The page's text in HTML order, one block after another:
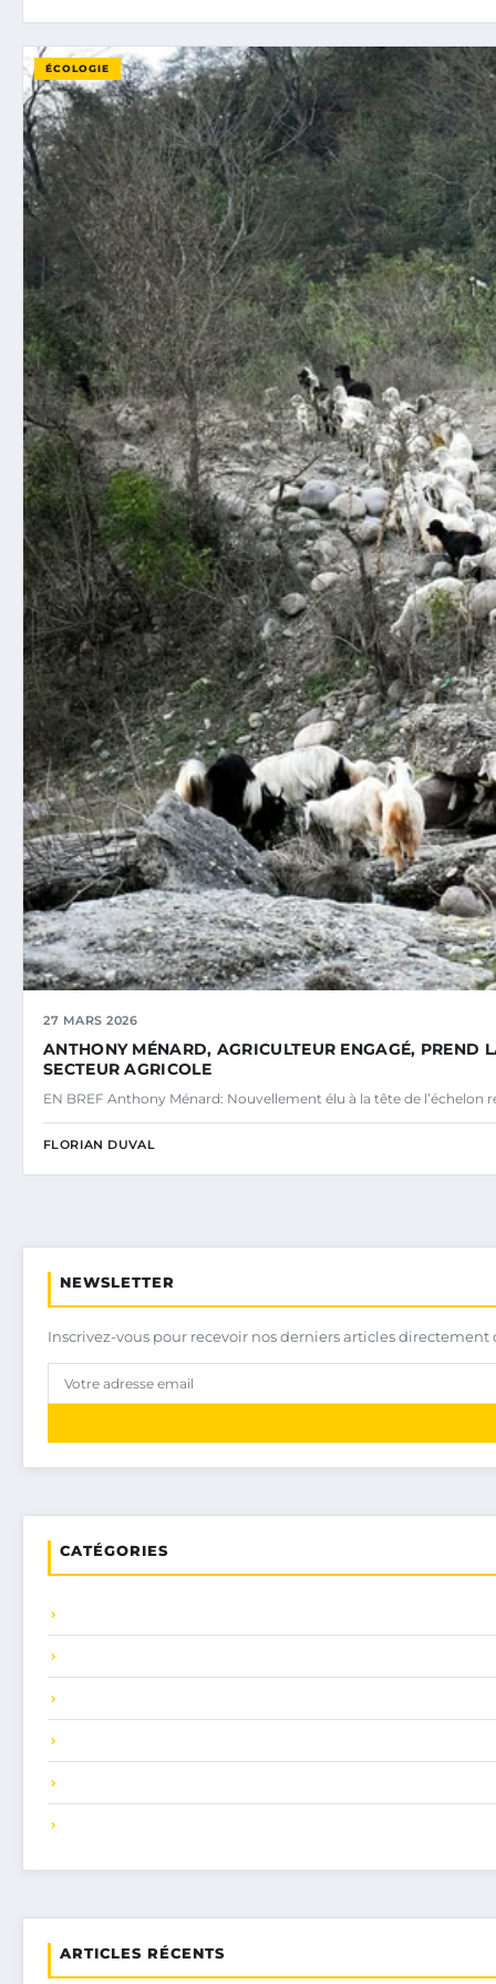
ÉCOLOGIE
27 MARS 2026
ANTHONY MÉNARD, AGRICULTEUR ENGAGÉ, PREND
SECTEUR AGRICOLE
EN BREF Anthony Ménard: Nouvellement élu à la tête de l’échelon
FLORIAN DUVAL
NEWSLETTER
Inscrivez-vous pour recevoir nos derniers articles
CATÉGORIES
ARTICLES RÉCENTS